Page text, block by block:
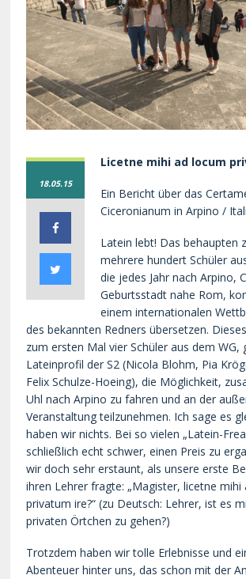
18.05.15
Licetne mihi ad locum
Ein Bericht über das
Ciceronianum in Arpino /
Latein lebt! Das behaupten
mehrere hundert Schüler
die jedes Jahr nach Arpino,
Geburtsstadt nahe Rom,
einem internationalen
des bekannten Redners übersetzen.
zum ersten Mal vier Schüler aus dem WG,
Lateinprofil der S2 (Nicola Blohm, Pia
Felix Schulze-Hoeing), die Möglichkeit,
Uhl nach Arpino zu fahren und an der
Veranstaltung teilzunehmen. Ich sage es
haben wir nichts. Bei so vielen „Latein-
schließlich echt schwer, einen Preis zu
wir doch sehr erstaunt, als unsere erste
ihren Lehrer fragte: „Magister, licetne mihi
privatum ire?“ (zu Deutsch: Lehrer, ist es
privaten Örtchen zu gehen?)
Trotzdem haben wir tolle Erlebnisse und
Abenteuer hinter uns, das schon mit der